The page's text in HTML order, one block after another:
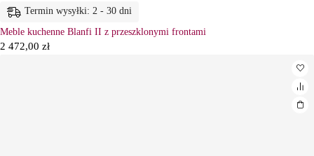
Termin wysyłki: 2 - 30 dni
Meble kuchenne Blanfi II z przeszklonymi frontami
2 472,00 zł